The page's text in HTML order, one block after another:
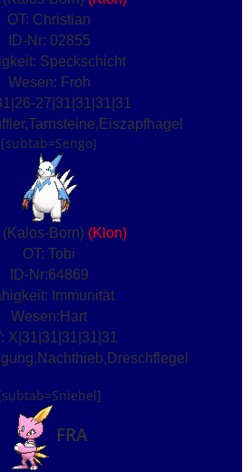
OT: Christian
ID-Nr: 02855
Speckschicht
Wesen: Froh
27|31|31|31|31
[subtab=Sengo]
(Kalos-Born) (Klon)
OT: Tobi
ID-Nr:64869
Immunität
Wesen:Hart
X|31|31|31|31|31
FRA